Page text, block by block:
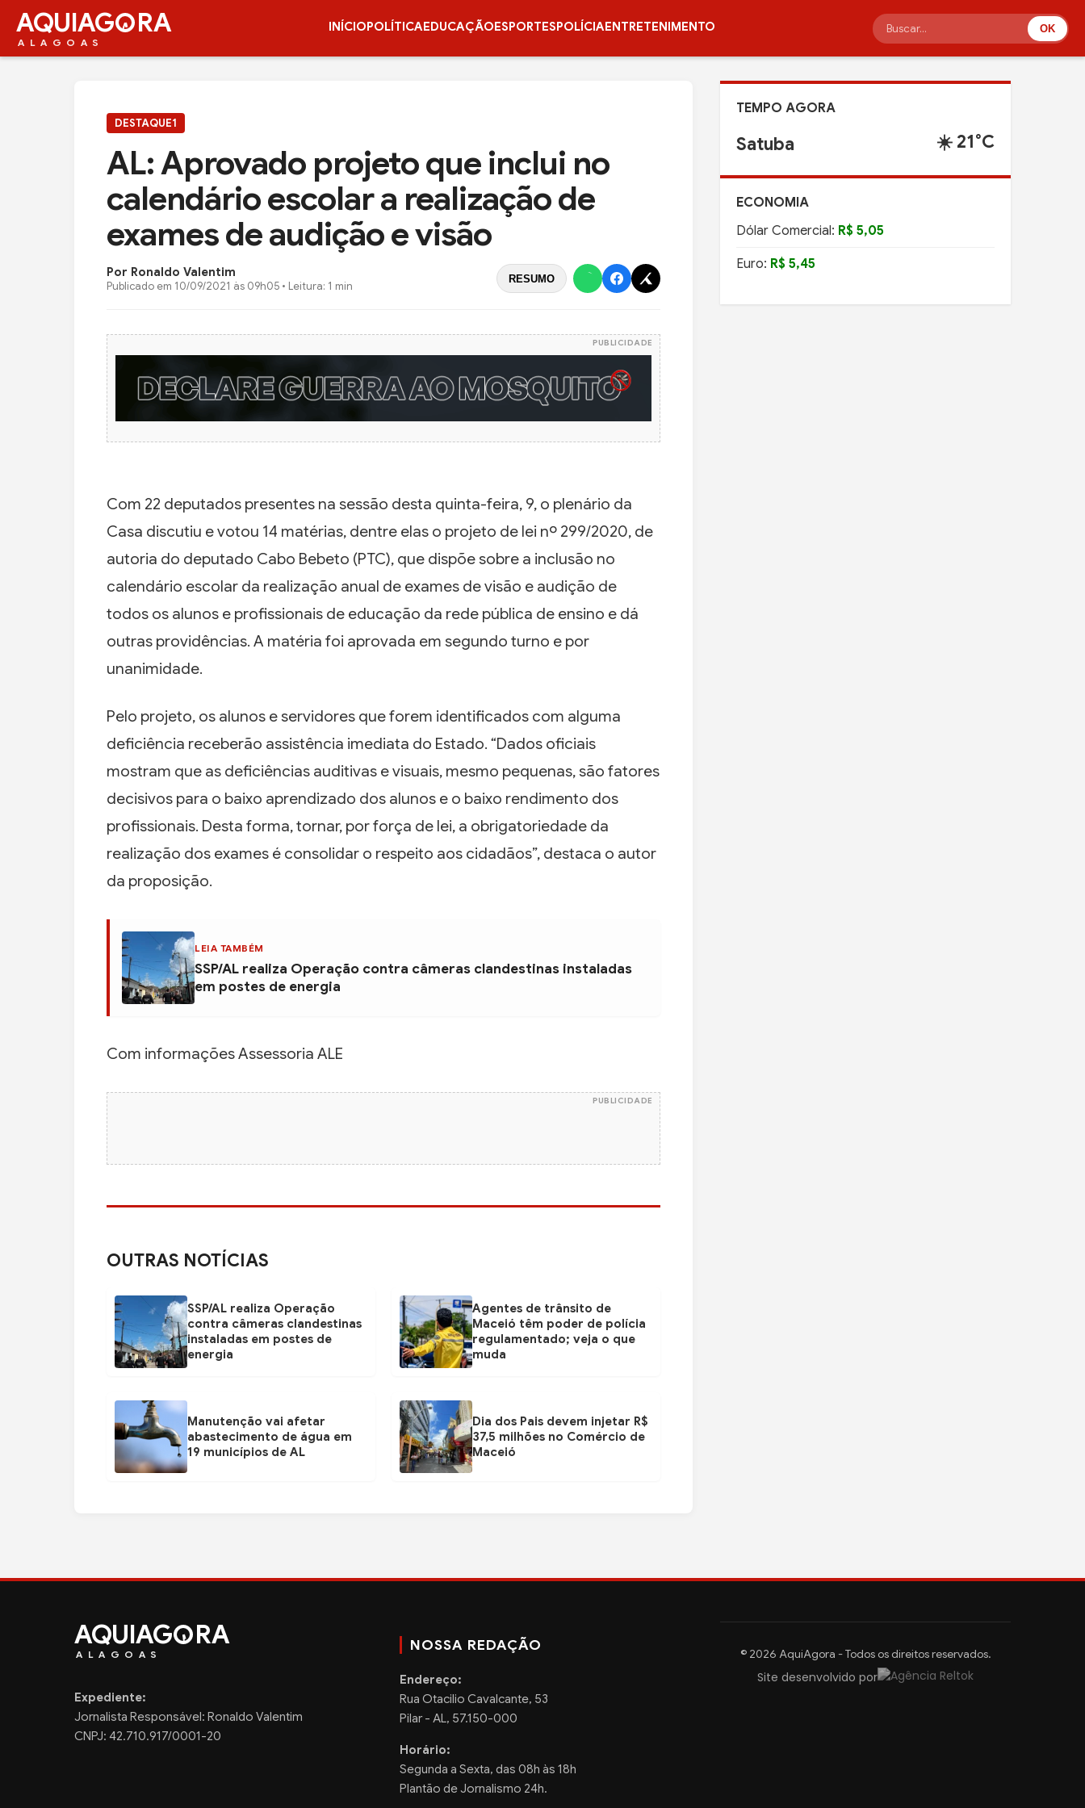
AQUIAG RA
ALAGOAS
INÍCIOPOLÍTICAEDUCAÇÃOESPORTESPOLÍCIAENTRETENIMENTO OK
DESTAQUE1
AL: Aprovado projeto que inclui no
calendário escolar a realização de
exames de audição e visão
Por Ronaldo Valentim
Publicado em 10/09/2021 às 09h05 • Leitura: 1 min
RESUMO
PUBLICIDADE
Com 22 deputados presentes na sessão desta quinta-feira, 9, o plenário da
Casa discutiu e votou 14 matérias, dentre elas o projeto de lei nº 299/2020, de
autoria do deputado Cabo Bebeto (PTC), que dispõe sobre a inclusão no
calendário escolar da realização anual de exames de visão e audição de
todos os alunos e profissionais de educação da rede pública de ensino e dá
outras providências. A matéria foi aprovada em segundo turno e por
unanimidade.
Pelo projeto, os alunos e servidores que forem identificados com alguma
deficiência receberão assistência imediata do Estado. “Dados oficiais
mostram que as deficiências auditivas e visuais, mesmo pequenas, são fatores
decisivos para o baixo aprendizado dos alunos e o baixo rendimento dos
profissionais. Desta forma, tornar, por força de lei, a obrigatoriedade da
realização dos exames é consolidar o respeito aos cidadãos”, destaca o autor
da proposição.
LEIA TAMBÉM
SSP/AL realiza Operação contra câmeras clandestinas instaladas
em postes de energia
Com informações Assessoria ALE
PUBLICIDADE
OUTRAS NOTÍCIAS
SSP/AL realiza Operação
contra câmeras clandestinas
instaladas em postes de
energia
Agentes de trânsito de
Maceió têm poder de polícia
regulamentado; veja o que
muda
Manutenção vai afetar
abastecimento de água em
19 municípios de AL
Dia dos Pais devem injetar R$
37,5 milhões no Comércio de
Maceió
TEMPO AGORA
Satuba ☀️ 21°C
ECONOMIA
Dólar Comercial: R$ 5,05
Euro: R$ 5,45
AQUIAG RA
ALAGOAS
Expediente:
Jornalista Responsável: Ronaldo Valentim
CNPJ: 42.710.917/0001-20
NOSSA REDAÇÃO
Endereço:
Rua Otacilio Cavalcante, 53
Pilar - AL, 57.150-000
Horário:
Segunda a Sexta, das 08h às 18h
Plantão de Jornalismo 24h.
© 2026 AquiAgora - Todos os direitos reservados.
Site desenvolvido por